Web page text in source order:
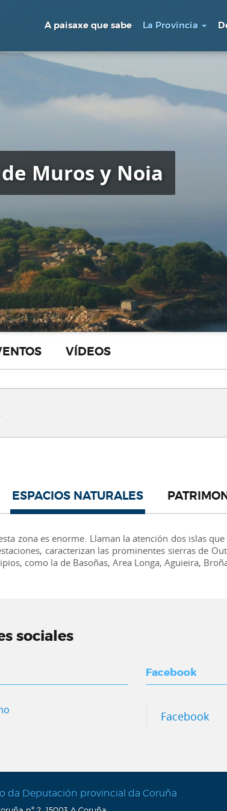
Muros y Noia
A paisaxe que sabe La Provincia
VÍDEOS
ESPACIOS NATURALES
zona es enorme. Llaman la atención dos islas
caracterizan las prominentes sierras de
como la de Basoñas, Area Longa, Aguieira,
sociales
Facebook
Facebook
da Deputación provincial da Coruña